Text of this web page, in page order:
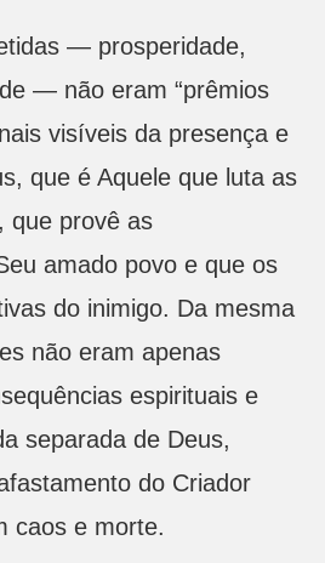
— prosperidade,
— não eram “prêmios
visíveis da presença e
que é Aquele que luta as
que provê as
amado povo e que os
do inimigo. Da mesma
não eram apenas
espirituais e
separada de Deus,
do Criador
caos e morte.